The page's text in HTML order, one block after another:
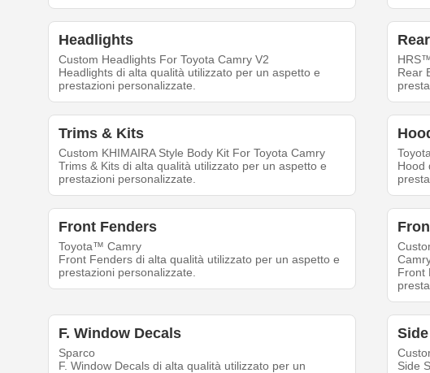
Headlights
Custom Headlights For Toyota Camry V2
Headlights di alta qualità utilizzato per un aspetto e
prestazioni personalizzate.
Rear
Trims & Kits
Custom KHIMAIRA Style Body Kit For Toyota Camry
Trims & Kits di alta qualità utilizzato per un aspetto e
prestazioni personalizzate.
Toyota
Hood
Front Fenders
Toyota™ Camry
Front Fenders di alta qualità utilizzato per un aspetto e
prestazioni personalizzate.
Front
F. Window Decals
Sparco
F. Window Decals di alta qualità utilizzato per un
Side